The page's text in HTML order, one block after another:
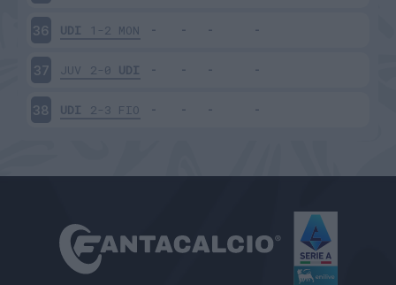
36 UDI 1-2 MON
37 JUV 2-0 UDI
38 UDI 2-3 FIO